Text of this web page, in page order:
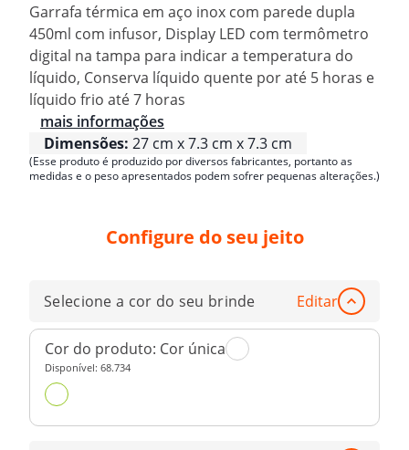
Garrafa térmica em aço inox com parede dupla
450ml com infusor, Display LED com termômetro
digital na tampa para indicar a temperatura do
líquido, Conserva líquido quente por até 5 horas e
líquido frio até 7 horas
mais informações
Dimensões: 27 cm x 7.3 cm x 7.3 cm
(Esse produto é produzido por diversos fabricantes, portanto as
medidas e o peso apresentados podem sofrer pequenas alterações.)
Configure do seu jeito
Selecione a cor do seu brinde Editar
Cor do produto: Cor única
Disponível: 68.734